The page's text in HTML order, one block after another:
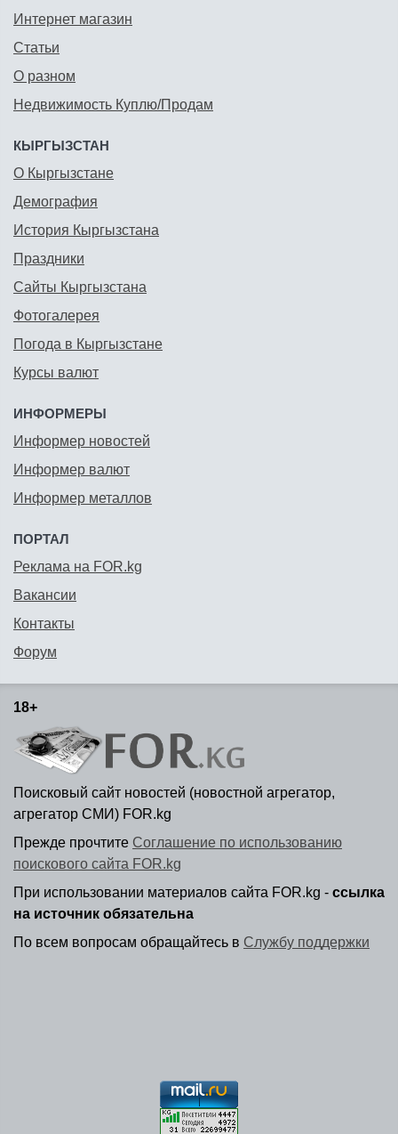
Интернет магазин
Статьи
О разном
Недвижимость Куплю/Продам
КЫРГЫЗСТАН
О Кыргызстане
Демография
История Кыргызстана
Праздники
Сайты Кыргызстана
Фотогалерея
Погода в Кыргызстане
Курсы валют
ИНФОРМЕРЫ
Информер новостей
Информер валют
Информер металлов
ПОРТАЛ
Реклама на FOR.kg
Вакансии
Контакты
Форум
18+
Поисковый сайт новостей (новостной агрегатор,
агрегатор СМИ) FOR.kg
Прежде прочтите Соглашение по использованию
поискового сайта FOR.kg
При использовании материалов сайта FOR.kg - ссылка
на источник обязательна
По всем вопросам обращайтесь в Службу поддержки